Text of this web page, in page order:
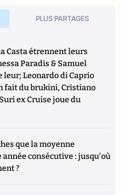
PLUS PARTAGES
Casta étrennent leurs
Paradis & Samuel
Leonardo di Caprio
fait du brukini, Cristiano
ex Cruise joue du
que la moyenne
consécutive : jusqu'où
?